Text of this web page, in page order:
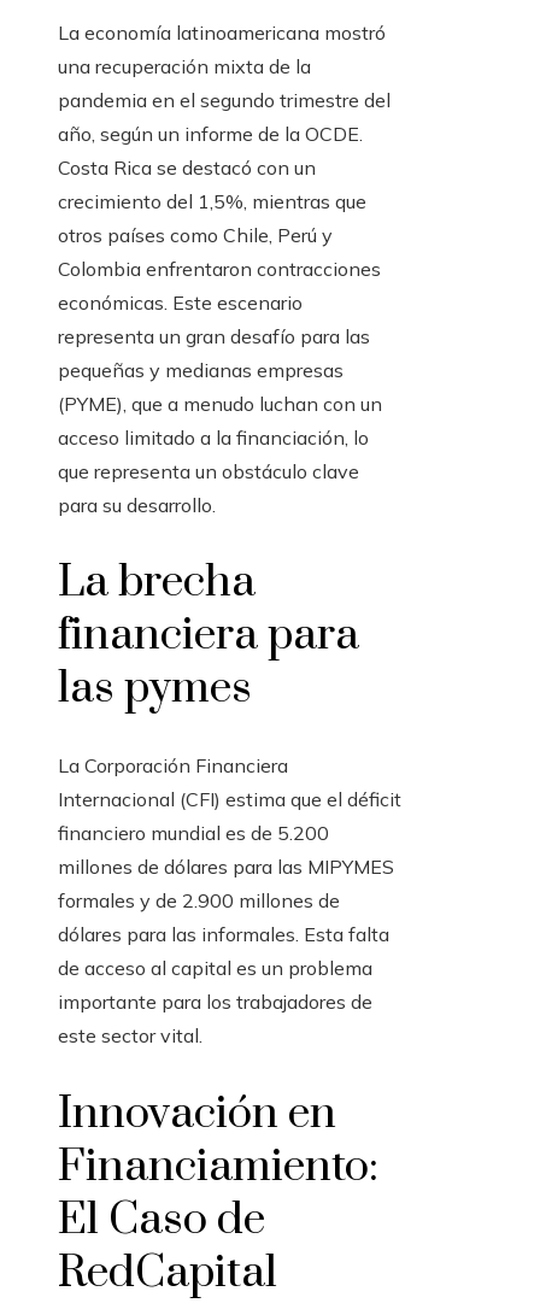
La economía latinoamericana mostró
una recuperación mixta de la
pandemia en el segundo trimestre del
año, según un informe de la OCDE.
Costa Rica se destacó con un
crecimiento del 1,5%, mientras que
otros países como Chile, Perú y
Colombia enfrentaron contracciones
económicas. Este escenario
representa un gran desafío para las
pequeñas y medianas empresas
(PYME), que a menudo luchan con un
acceso limitado a la financiación, lo
que representa un obstáculo clave
para su desarrollo.
La brecha
financiera para
las pymes
La Corporación Financiera
Internacional (CFI) estima que el déficit
financiero mundial es de 5.200
millones de dólares para las MIPYMES
formales y de 2.900 millones de
dólares para las informales. Esta falta
de acceso al capital es un problema
importante para los trabajadores de
este sector vital.
Innovación en
Financiamiento:
El Caso de
RedCapital